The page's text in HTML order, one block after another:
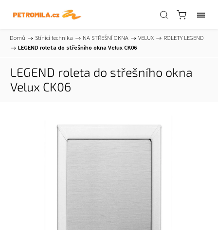
Domů / Stínící technika / NA STŘEŠNÍ OKNA / VELUX /
ROLETY LEGEND
/
LEGEND roleta do střešního okna Velux CK06
LEGEND roleta do střešního okna
Velux CK06